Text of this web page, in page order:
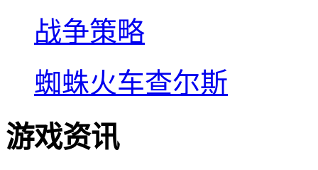
战争策略
蜘蛛火车查尔斯
游戏资讯